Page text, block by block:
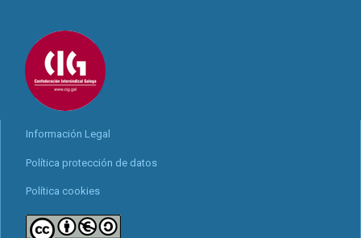
Información Legal
Política protección de datos
Política cookies